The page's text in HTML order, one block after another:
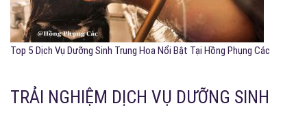
Top 5 Dịch Vụ Dưỡng Sinh Trung Hoa Nổi Bật Tại Hồng Phụng Các
TRẢI NGHIỆM DỊCH VỤ DƯỠNG SINH